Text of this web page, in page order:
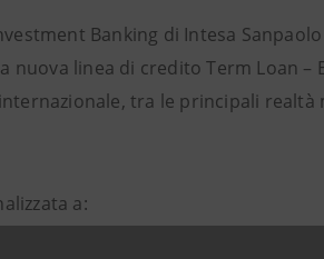
Banking di Intesa
nuova linea di credito Term Loan –
tra le principali realtà
a: